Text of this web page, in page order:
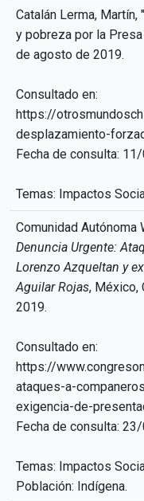
Catalán Lerma,
y pobreza por la
de agosto de 2019.
Consultado en:
https://
desplazamiento-
Fecha de consulta:
Temas: Impactos
Comunidad Autónoma
Denuncia Urgente:
Lorenzo Azqueltan y
Aguilar Rojas, México,
2019.
Consultado en:
https://
ataques-a-
exigencia-de-
Fecha de consulta:
Temas: Impactos
Población: Indígena.